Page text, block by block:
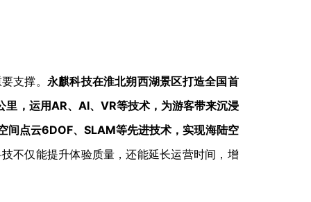
支撑。 永麒科技在淮北朔西湖景区打造全国首
，运用AR、AI、VR等技术，为游客带来沉浸
间点云6DOF、SLAM等先进技术，实现海陆空
技不仅能提升体验质量，还能延长运营时间，增